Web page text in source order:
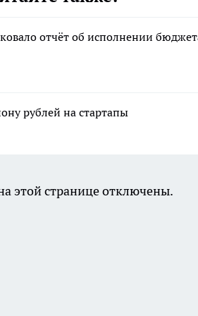
отчёт об исполнении
рублей на стартапы
этой странице отключены.